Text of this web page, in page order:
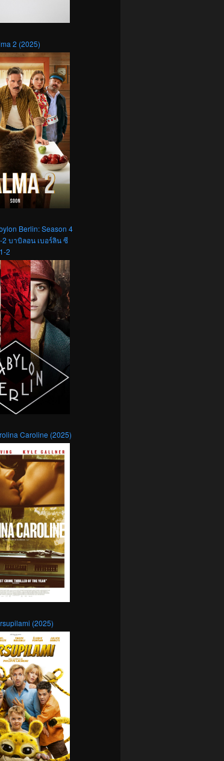
2 (2025)
Berlin: Season 4
2 บาบิลอน เบอร์ลิน ซี
2
Caroline (2025)
(2025)